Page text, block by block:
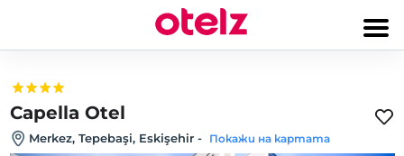
Capella Otel
Merkez, Tepebaşi, Eskişehir - Покажи на картата